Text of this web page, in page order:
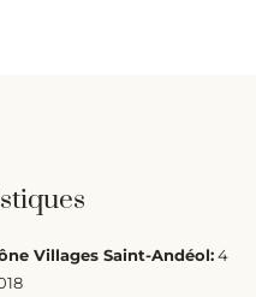
Villages Saint-Andéol:4